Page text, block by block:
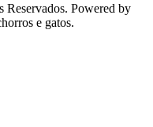
Powered by
e gatos.